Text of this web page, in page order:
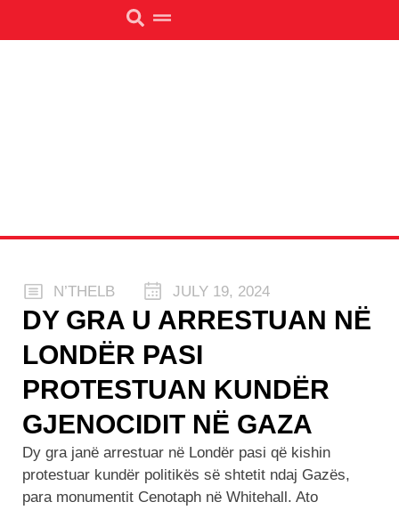
N’THELB JULY 19, 2024
DY GRA U ARRESTUAN NË
LONDËR PASI
PROTESTUAN KUNDËR
GJENOCIDIT NË GAZA
Dy gra janë arrestuar në Londër pasi që kishin
protestuar kundër politikës së shtetit ndaj Gazës,
para monumentit Cenotaph në Whitehall. Ato